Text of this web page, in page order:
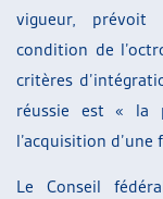
vigueur, prévoit
condition de
critères
réussie est « la
l’acquisition
Le Conseil